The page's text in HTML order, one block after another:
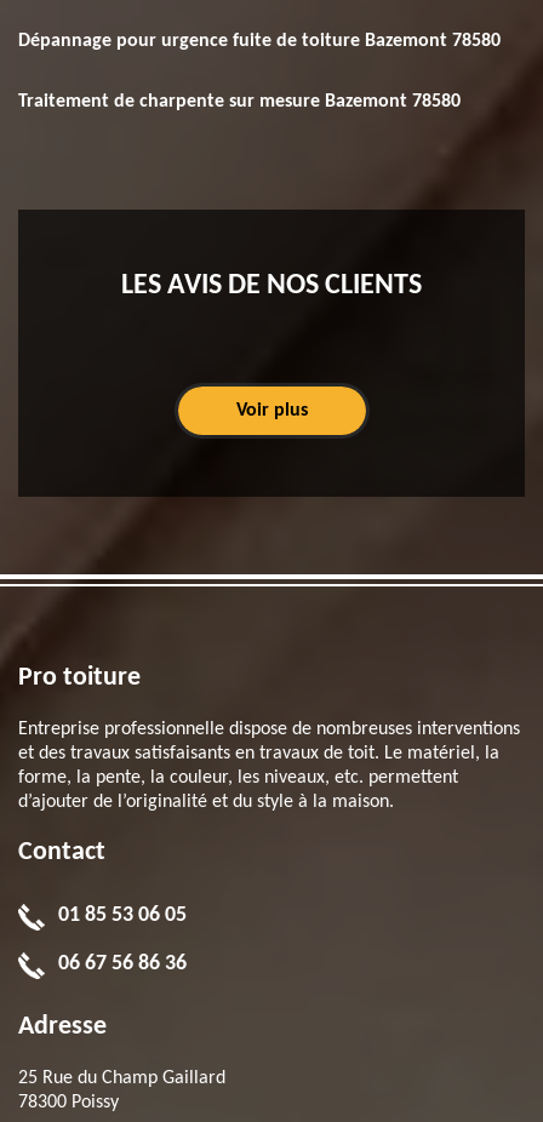
Dépannage pour urgence fuite de toiture Bazemont 78580
Traitement de charpente sur mesure Bazemont 78580
LES AVIS DE NOS CLIENTS
Voir plus
Pro toiture
Entreprise professionnelle dispose de nombreuses interventions
et des travaux satisfaisants en travaux de toit. Le matériel, la
forme, la pente, la couleur, les niveaux, etc. permettent
d’ajouter de l’originalité et du style à la maison.
Contact
01 85 53 06 05
06 67 56 86 36
Adresse
25 Rue du Champ Gaillard
78300 Poissy